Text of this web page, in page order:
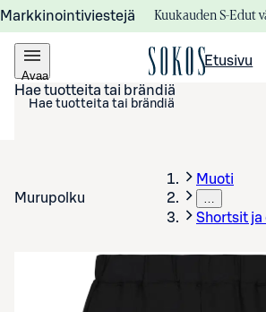
Markkinointiviestejä Kuukauden S-Edut
Avaa
valikko
Etusivu
Hae tuotteita tai brändiä
Murupolku
Muoti
…
Shortsit